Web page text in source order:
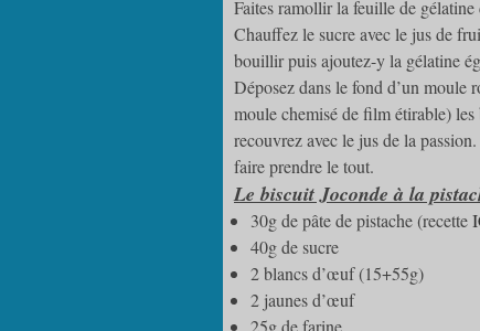
Faites ramollir la feuille de gélatine
Chauffez le sucre avec le jus de
bouillir puis ajoutez-y la gélatine
Déposez dans le fond d’un moule
moule chemisé de film étirable) les
recouvrez avec le jus de la
faire prendre le tout.
Le biscuit Joconde à la
30g de pâte de pistache (recette
40g de sucre
2 blancs d’œuf (15+55g)
2 jaunes d’œuf
25g de farine